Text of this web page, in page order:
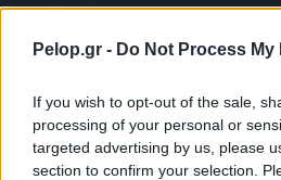
Pelop.gr - Do Not Process
If you wish to opt-out of the sale,
processing of your personal or
targeted advertising by us, please
section to confirm your selection.